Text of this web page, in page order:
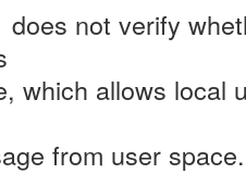
does not verify
which allows local
from user space.